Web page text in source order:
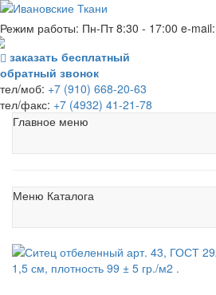
Режим работы: Пн-Пт 8:30 - 17:00 e-mail:
заказать бесплатный
обратный звонок
тел/моб: +7 (910) 668-20-63
тел/факс: +7 (4932) 41-21-78
Главное меню
Меню Каталога